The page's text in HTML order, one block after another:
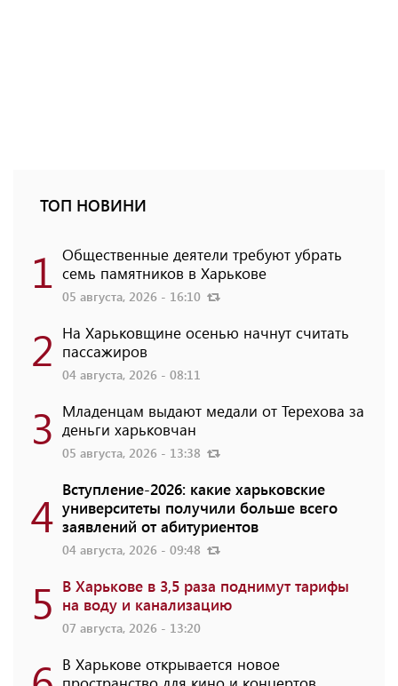
ТОП НОВИНИ
1 Общественные деятели требуют убрать
семь памятников в Харькове
05 августа, 2026 - 16:10
2 На Харьковщине осенью начнут считать
пассажиров
04 августа, 2026 - 08:11
3 Младенцам выдают медали от Терехова за
деньги харьковчан
05 августа, 2026 - 13:38
4 Вступление-2026: какие харьковские
университеты получили больше всего
заявлений от абитуриентов
04 августа, 2026 - 09:48
5 В Харькове в 3,5 раза поднимут тарифы
на воду и канализацию
07 августа, 2026 - 13:20
В Харькове открывается новое